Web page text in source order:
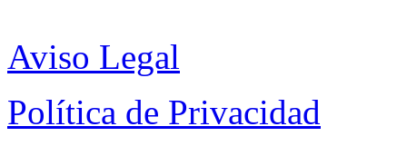
Aviso Legal
Política de Privacidad